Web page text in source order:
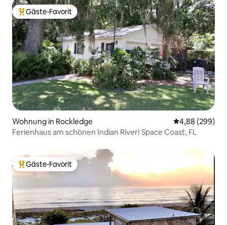
Beliebter Gäste-Favorit.
Gäste-Favorit
Wohnung in Rockledge
4,88 (299)
Ferienhaus am schönen Indian River! Space Coast, FL
Beliebter Gäste-Favorit.
Gäste-Favorit